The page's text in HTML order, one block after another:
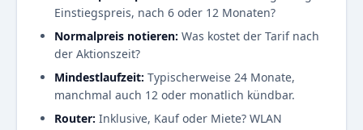
Einstiegspreis, nach 6 oder 12 Monaten?
Normalpreis notieren: Was kostet der Tarif nach
der Aktionszeit?
Mindestlaufzeit: Typischerweise 24 Monate,
manchmal auch 12 oder monatlich kündbar.
Router: Inklusive, Kauf oder Miete? WLAN